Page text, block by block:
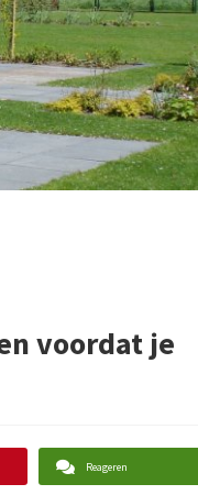
voordat je
Reageren